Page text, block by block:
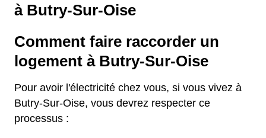
à Butry-Sur-Oise
Comment faire raccorder un
logement à Butry-Sur-Oise
Pour avoir l'électricité chez vous, si vous vivez à
Butry-Sur-Oise, vous devrez respecter ce
processus :